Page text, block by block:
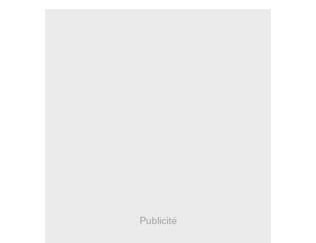
Publicité